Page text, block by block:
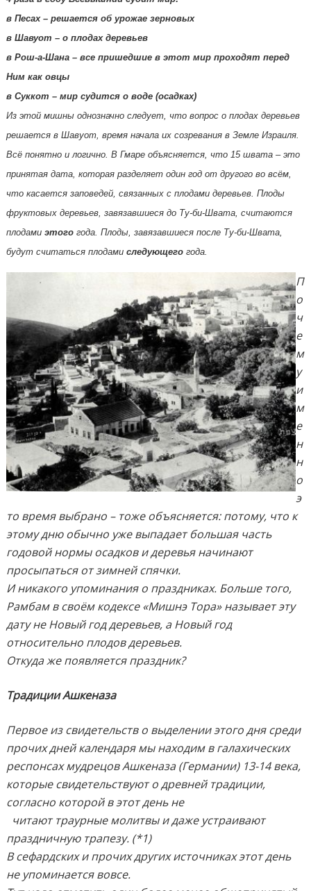
в Песах – решается об урожае зерновых
в Шавуот – о плодах деревьев
в Рош-а-Шана – все пришедшие в этот мир проходят перед
Ним как овцы
в Суккот – мир судится о воде (осадках)
Из этой мишны однозначно следует, что вопрос о плодах деревьев
решается в Шавуот, время начала их созревания в Земле Израиля.
Всё понятно и логично. В Гмаре объясняется, что 15 швата – это
принятая дата, которая разделяет один год от другого во всём,
что касается заповедей, связанных с плодами деревьев. Плоды
фруктовых деревьев, завязавшиеся до Ту-би-Швата, считаются
плодамиэтого года. Плоды, завязавшиеся после Ту-би-Швата,
будут считаться плодамиследующего года.
П
о
ч
е
м
у
и
м
е
н
н
о
э
то время выбрано – тоже объясняется: потому, что к
этому дню обычно уже выпадает большая часть
годовой нормы осадков и деревья начинают
просыпаться от зимней спячки.
И никакого упоминания о праздниках. Больше того,
Рамбам в своём кодексе «Мишнэ Тора» называет эту
дату не Новый год деревьев, а Новый год
относительно плодов деревьев.
Откуда же появляется праздник?
Традиции Ашкеназа
Первое из свидетельств о выделении этого дня среди
прочих дней календаря мы находим в галахических
респонсах мудрецов Ашкеназа (Германии) 13-14 века,
которые свидетельствуют о древней традиции,
согласно которой в этот день не
читают траурные молитвы и даже устраивают
праздничную трапезу. (*1)
В сефардских и прочих других источниках этот день
не упоминается вовсе.